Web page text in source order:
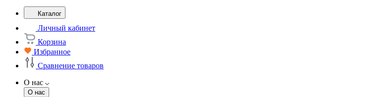
Каталог
Личный кабинет
Корзина
Избранное
Сравнение товаров
О нас
О нас